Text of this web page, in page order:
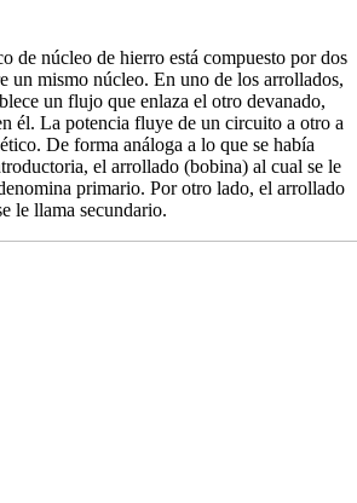
de núcleo de hierro está compuesto por dos
un mismo núcleo. En uno de los arrollados,
un flujo que enlaza el otro devanado,
él. La potencia fluye de un circuito a otro a
De forma análoga a lo que se había
el arrollado (bobina) al cual se le
primario. Por otro lado, el arrollado
le llama secundario.